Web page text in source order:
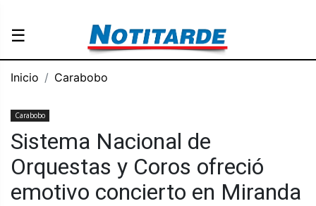
☰
Inicio Carabobo
Carabobo
Sistema Nacional de
Orquestas y Coros ofreció
emotivo concierto en Miranda